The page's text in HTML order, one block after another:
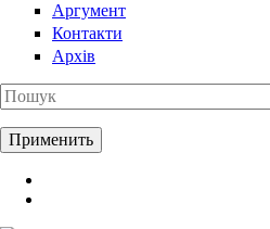
Аргумент
Контакти
Архів